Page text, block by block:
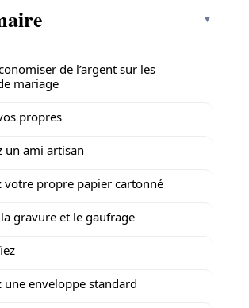
de l’argent sur les
mariage
propres
un ami artisan
votre propre papier cartonné
gravure et le gaufrage
une enveloppe standard